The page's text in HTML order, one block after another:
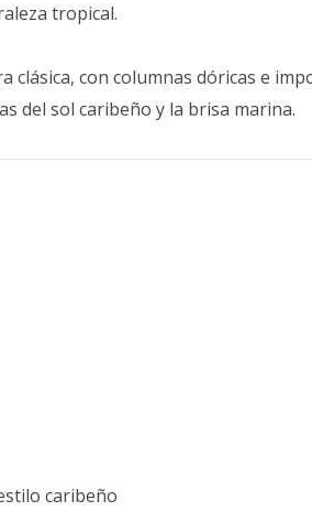
tropical.
con columnas dóricas e
del sol caribeño y la brisa marina.
caribeño